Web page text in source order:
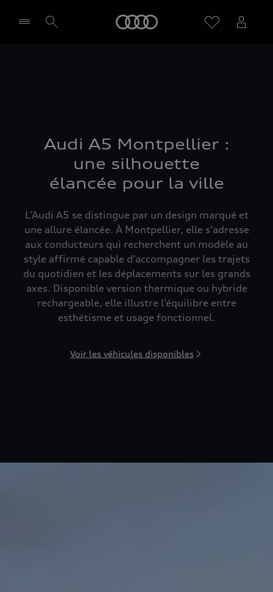
Audi A5 Montpellier :
une silhouette
élancée pour la ville
L’Audi A5 se distingue par un design marqué et
une allure élancée. À Montpellier, elle s’adresse
aux conducteurs qui recherchent un modèle au
style affirmé capable d’accompagner les trajets
du quotidien et les déplacements sur les grands
axes. Disponible version thermique ou hybride
rechargeable, elle illustre l’équilibre entre
esthétisme et usage fonctionnel.
Voir les véhicules disponibles